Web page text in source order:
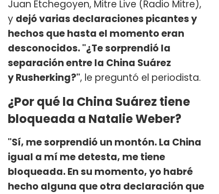
Juan Etchegoyen, Mitre Live (Radio Mitre),
y dejó varias declaraciones picantes y
hechos que hasta el momento eran
desconocidos. "¿Te sorprendió la
separación entre la China Suárez
y Rusherking?", le preguntó el periodista.
¿Por qué la China Suárez tiene
bloqueada a Natalie Weber?
"Sí, me sorprendió un montón. La China
igual a mí me detesta, me tiene
bloqueada. En su momento, yo habré
hecho alguna que otra declaración que